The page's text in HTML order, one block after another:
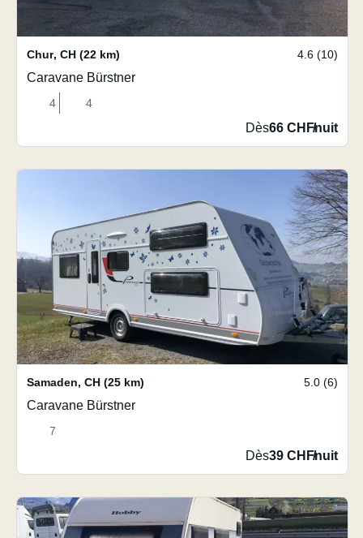
Chur, CH (22 km) 4.6 (10)
Caravane Bürstner
4 4
Dès66 CHF/nuit
Samaden, CH (25 km) 5.0 (6)
Caravane Bürstner
7
Dès39 CHF/nuit